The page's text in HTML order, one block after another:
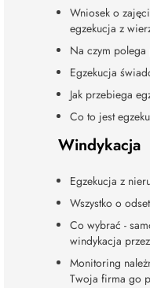
Wniosek o
egzekucja z
Na czym polega
Egzekucja
Jak przebiega
Co to jest
Windykacja
Egzekucja z
Wszystko o
Co wybrać -
windykacja
Monitoring
Twoja firma go